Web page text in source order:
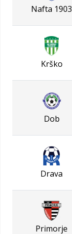
Nafta 1903
Krško
Dob
Drava
Primorje